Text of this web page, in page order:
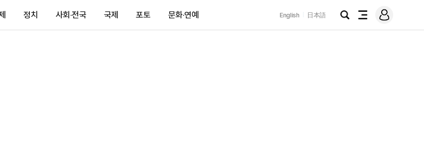
정치 사회·전국 국제 포토 문화·연예 English 日本語
검
전
메
그